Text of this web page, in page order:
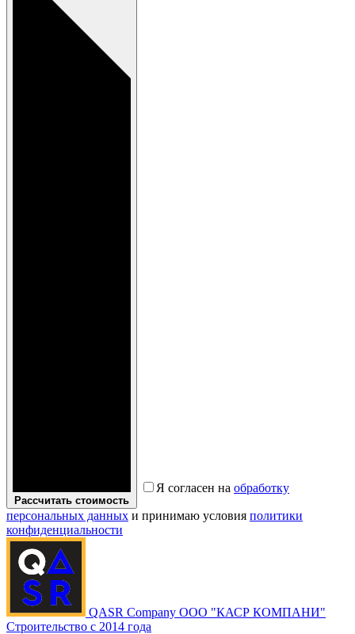
Рассчитать стоимость
Я согласен на обработку
персональных данных и принимаю условия политики
конфиденциальности
QASR Company ООО "КАСР КОМПАНИ"
Строительство с 2014 года